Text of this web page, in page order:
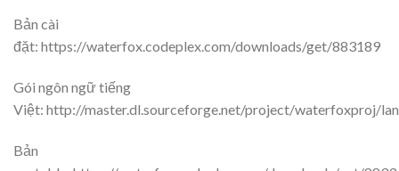
Bản cài
đặt: https://waterfox.codeplex.com/downloads/get/883189
Gói ngôn ngữ tiếng
Việt: http://master.dl.sourceforge.net/project/waterfoxproj/
Bản